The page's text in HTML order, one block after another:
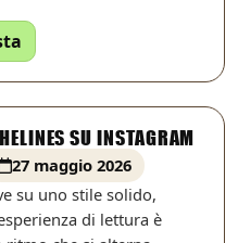
SU INSTAGRAM
27 maggio 2026
su uno stile solido,
di lettura è